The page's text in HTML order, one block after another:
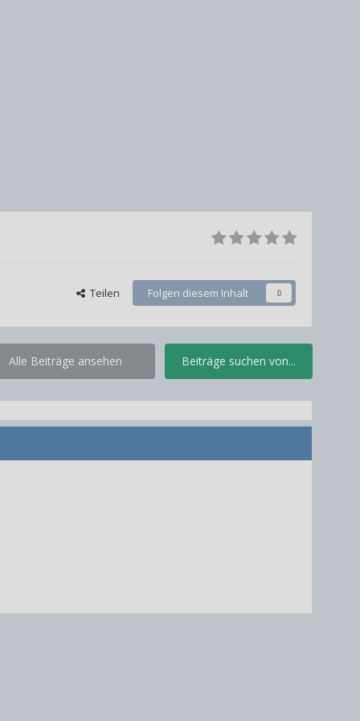
Teilen Folgen diesem Inhalt 0
Beiträge suchen von...
Alle Beiträge ansehen